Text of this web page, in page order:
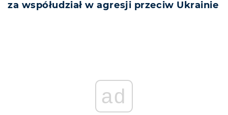
za współudział w agresji przeciw Ukrainie
ad